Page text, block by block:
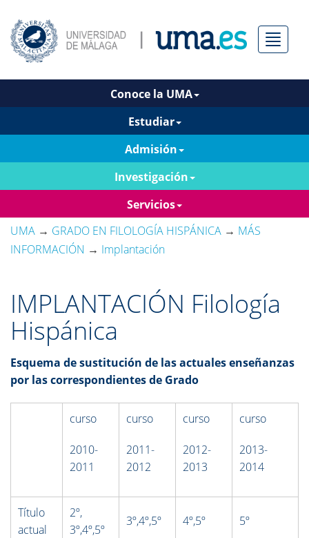
Menú
Conoce la UMA
Estudiar
Admisión
Investigación
Servicios
UMA → GRADO EN FILOLOGÍA HISPÁNICA → MÁS
INFORMACIÓN → Implantación
IMPLANTACIÓN Filología
Hispánica
Esquema de sustitución de las actuales enseñanzas
por las correspondientes de Grado
curso
2010-
2011
curso
2011-
2012
curso
2012-
2013
curso
2013-
2014
Título
actual
2º,
3º,4º,5º
3º,4º,5º 4º,5º 5º